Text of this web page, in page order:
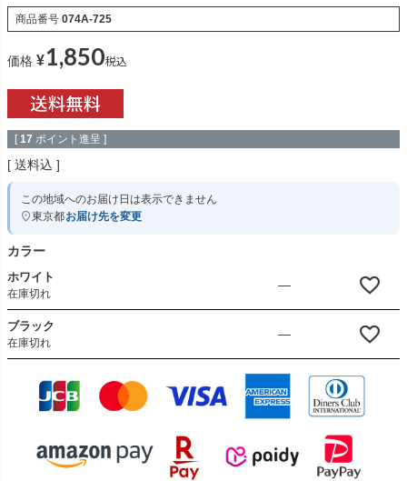
商品番号 074A-725
価格 ¥1,850税込
[ 17 ポイント進呈 ]
送料込
この地域へのお届け日は表示できません
東京都お届け先を変更
カラー
ホワイト
在庫切れ
—
ブラック
在庫切れ
—